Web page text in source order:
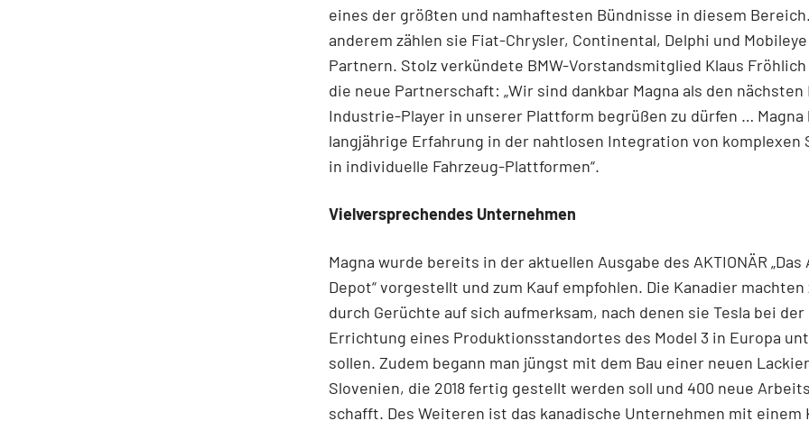
eines der größten und namhaftesten Bündnisse in diesem
anderem zählen sie Fiat-Chrysler, Continental, Delphi und
Partnern. Stolz verkündete BMW-Vorstandsmitglied Klaus
die neue Partnerschaft: „Wir sind dankbar Magna als den
Industrie-Player in unserer Plattform begrüßen zu dürfen … Magna
langjährige Erfahrung in der nahtlosen Integration von komplexen
in individuelle Fahrzeug-Plattformen“.
Vielversprechendes Unternehmen
Magna wurde bereits in der aktuellen Ausgabe des AKTIONÄR
Depot“ vorgestellt und zum Kauf empfohlen. Die Kanadier
durch Gerüchte auf sich aufmerksam, nach denen sie Tesla bei der
Errichtung eines Produktionsstandortes des Model 3 in Europa
sollen. Zudem begann man jüngst mit dem Bau einer neuen
Slovenien, die 2018 fertig gestellt werden soll und 400 neue
schafft. Des Weiteren ist das kanadische Unternehmen mit einem